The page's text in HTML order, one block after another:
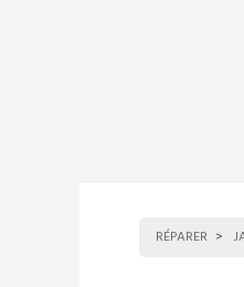
RÉPARER